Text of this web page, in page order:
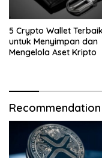
5 Crypto Wallet Terbaik
untuk Menyimpan dan
Mengelola Aset Kripto